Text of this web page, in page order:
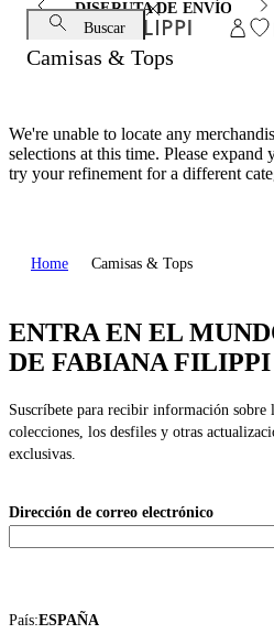
DISFRUTA DE ENVÍO
Buscar
Camisas & Tops
We're unable to locate any
selections at this time. Please expand
try your refinement for a different
Home Camisas & Tops
ENTRA EN EL
DE FABIANA FILIPPI
Suscríbete para recibir información sobre
colecciones, los desfiles y otras
exclusivas.
Dirección de correo electrónico
País:ESPAÑA